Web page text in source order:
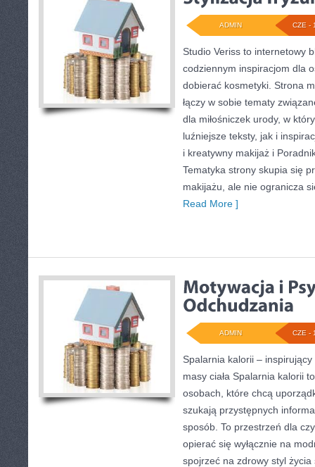
CZE -
ADMIN
Studio Veriss to internetowy
codziennym inspiracjom dla
dobierać kosmetyki. Strona
łączy w sobie tematy
dla miłośniczek urody, w
luźniejsze teksty, jak i
i kreatywny makijaż i
Tematyka strony skupia się
makijażu, ale nie ogranicza
Read More ]
CZE -
ADMIN
Spalarnia kalorii –
masy ciała Spalarnia kalorii
osobach, które chcą
szukają przystępnych
sposób. To przestrzeń dla
opierać się wyłącznie na
spojrzeć na zdrowy styl